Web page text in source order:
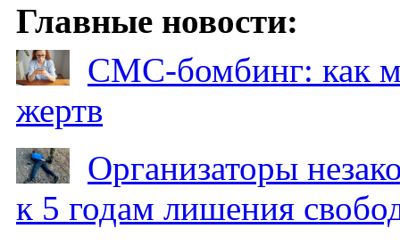
Главные новости:
СМС-бомбинг: как
жертв
Организаторы
к 5 годам лишения